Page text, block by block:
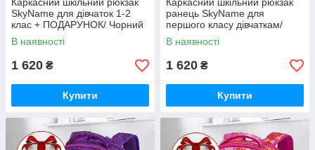
SkyName для дівчаток 1-2
клас + ПОДАРУНОК/ Чорний
портфель з котиком для дітей
першокласників в школу
В наявності
1 620 ₴
Купити
ранець SkyName для
першого класу дівчаткам/
Ортопедичний портфель
рожевий з котиком в школу
В наявності
1 620 ₴
Купити